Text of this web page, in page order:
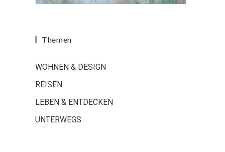
Themen
WOHNEN & DESIGN
REISEN
LEBEN & ENTDECKEN
UNTERWEGS